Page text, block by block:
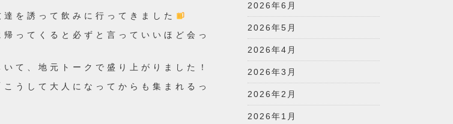
を誘って飲みに行ってきました
ってくると必ずと言っていいほど会っ
て、地元トークで盛り上がりました！
うして大人になってからも集まれるっ
2026年6月
2026年5月
2026年4月
2026年3月
2026年2月
2026年1月